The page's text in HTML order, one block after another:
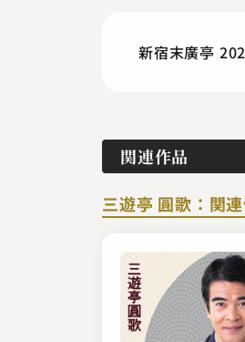
新宿末廣亭
関連作品
三遊亭 圓歌：関